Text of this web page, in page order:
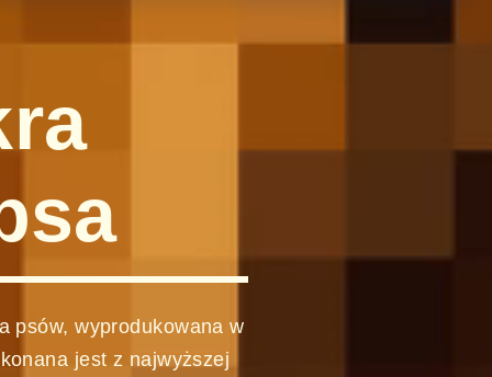
psów, wyprodukowana w
jest z najwyższej